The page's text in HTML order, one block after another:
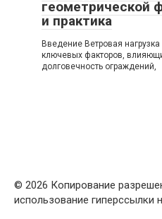
геометрической
и практика
Введение Ветровая
ключевых факторов,
долговечность ограждений,
© 2026 Копирование
использование гиперссылки